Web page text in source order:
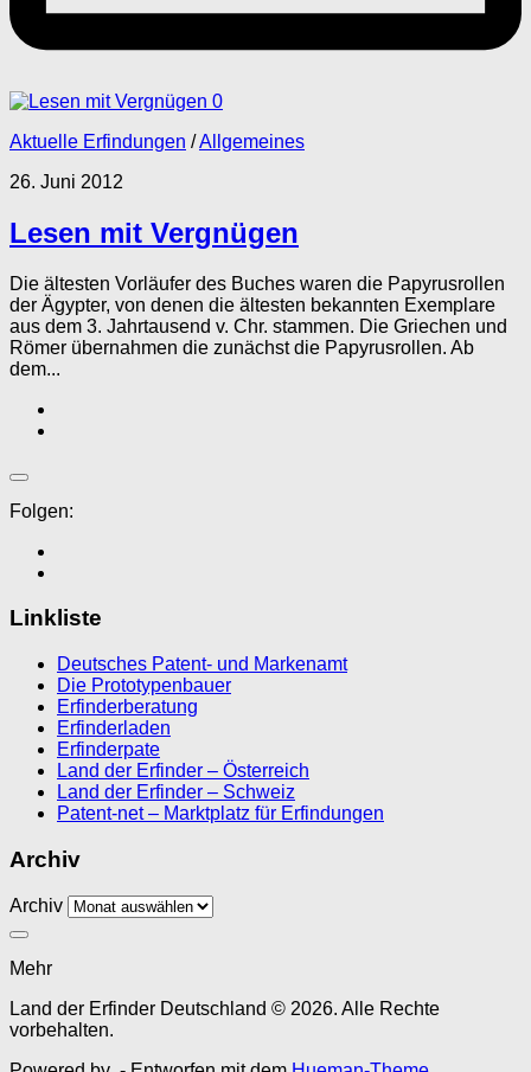
0
Aktuelle Erfindungen /Allgemeines
26. Juni 2012
Lesen mit Vergnügen
Die ältesten Vorläufer des Buches waren die Papyrusrollen
der Ägypter, von denen die ältesten bekannten Exemplare
aus dem 3. Jahrtausend v. Chr. stammen. Die Griechen und
Römer übernahmen die zunächst die Papyrusrollen. Ab
dem...
Folgen:
Linkliste
Deutsches Patent- und Markenamt
Die Prototypenbauer
Erfinderberatung
Erfinderladen
Erfinderpate
Land der Erfinder – Österreich
Land der Erfinder – Schweiz
Patent-net – Marktplatz für Erfindungen
Archiv
Archiv
Mehr
Land der Erfinder Deutschland © 2026. Alle Rechte
vorbehalten.